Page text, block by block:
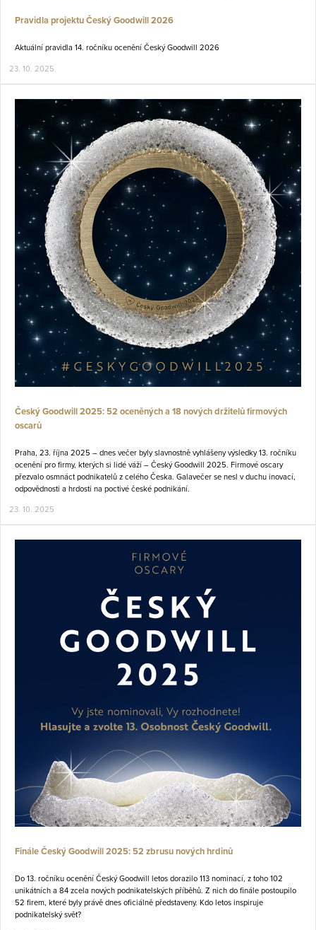
Pravidla projektu Český Goodwill 2026
Aktuální pravidla 14. ročníku ocenění Český Goodwill 2026
23. 10. 2025
Český Goodwill 2025: 52 oceněných a 18 nových držitelů firmových
oscarů
Praha, 23. října 2025 – dnes večer byly slavnostně vyhlášeny výsledky 13. ročníku
ocenění pro firmy, kterých si lidé váží – Český Goodwill 2025. Firmové oscary
přezvalo osmnáct podnikatelů z celého Česka. Galavečer se nesl v duchu inovací,
odpovědnosti a hrdosti na poctivé české podnikání.
23. 10. 2025
Finále Český Goodwill 2025: 52 zbrusu nových hrdinů
Do 13. ročníku ocenění Český Goodwill letos dorazilo 113 nominací, z toho 102
unikátních a 84 zcela nových podnikatelských příběhů. Z nich do finále postoupilo
52 firem, které byly právě dnes oficiálně představeny. Kdo letos inspiruje
podnikatelský svět?